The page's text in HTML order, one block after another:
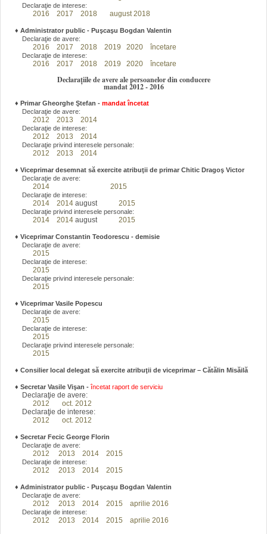
Declaraţie de interese:
2016 2017 2018 august 2018
♦ Administrator public - Puşcaşu Bogdan Valentin
Declaraţie de avere:
2016 2017 2018 2019 2020 încetare
Declaraţie de interese:
2016 2017 2018 2019 2020 încetare
Declarațiile de avere ale persoanelor din conducere
mandat 2012 - 2016
♦ Primar Gheorghe Ştefan - mandat încetat
Declaraţie de avere:
2012 2013 2014
Declaraţie de interese:
2012 2013 2014
Declaraţie privind interesele personale:
2012 2013 2014
♦ Viceprimar desemnat să exercite atribuţii de primar Chitic Dragoş Victor
Declaraţie de avere:
2014 2015
Declaraţie de interese:
2014 2014 august 2015
Declaraţie privind interesele personale:
2014 2014 august 2015
♦ Viceprimar Constantin Teodorescu - demisie
Declaraţie de avere:
2015
Declaraţie de interese:
2015
Declaraţie privind interesele personale:
2015
♦ Viceprimar Vasile Popescu
Declaraţie de avere:
2015
Declaraţie de interese:
2015
Declaraţie privind interesele personale:
2015
♦ Consilier local delegat să exercite atribuţii de viceprimar – Cătălin Misăilă
♦ Secretar Vasile Vişan - încetat raport de serviciu
Declaraţie de avere:
2012
oct. 2012
Declaraţie de interese:
2012
oct. 2012
♦ Secretar Fecic George Florin
Declaraţie de avere:
2012 2013 2014 2015
Declaraţie de interese:
2012 2013 2014 2015
♦ Administrator public - Puşcaşu Bogdan Valentin
Declaraţie de avere:
2012 2013 2014 2015 aprilie 2016
Declaraţie de interese:
2012 2013 2014 2015 aprilie 2016